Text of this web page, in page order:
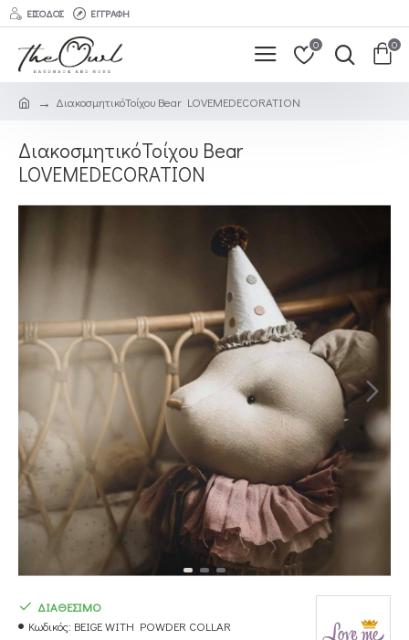
ΕΊΣΟΔΟΣ ΕΓΓΡΑΦΉ
0 0
ΔιακοσμητικόΤοίχου Bear LOVEMEDECORATION
ΔιακοσμητικόΤοίχου Bear
LOVEMEDECORATION
ΔΙΑΘΕΣΙΜΟ
Κωδικός: BEIGE WITH POWDER COLLAR